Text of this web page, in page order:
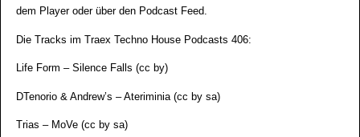
dem Player oder über den Podcast Feed.
Die Tracks im Traex Techno House Podcasts 406:
Life Form – Silence Falls (cc by)
DTenorio & Andrew’s – Ateriminia (cc by sa)
Trias – MoVe (cc by sa)